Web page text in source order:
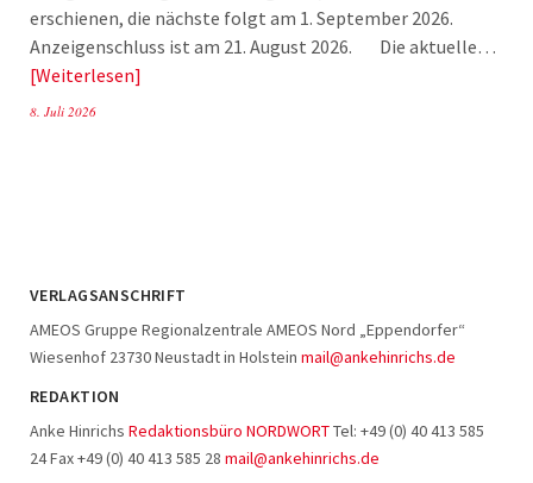
erschienen, die nächste folgt am 1. September 2026.
Anzeigenschluss ist am 21. August 2026. Die aktuelle…
Weiterlesen
8. Juli 2026
VERLAGSANSCHRIFT
AMEOS Gruppe Regionalzentrale AMEOS Nord „Eppendorfer“
Wiesenhof 23730 Neustadt in Holstein mail@ankehinrichs.de
REDAKTION
Anke Hinrichs Redaktionsbüro NORDWORTTel: +49 (0) 40 413 585
24 Fax +49 (0) 40 413 585 28 mail@ankehinrichs.de